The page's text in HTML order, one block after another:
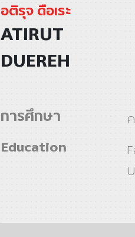
อติรุจ ดือเระ
ATIRUT
DUEREH
การศึกษา
Education